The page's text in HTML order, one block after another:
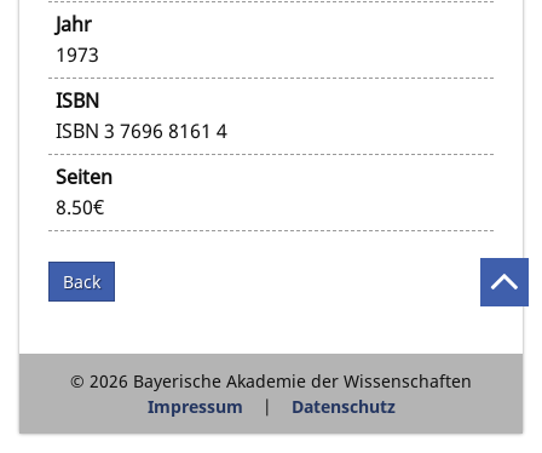
Jahr
1973
ISBN
ISBN 3 7696 8161 4
Seiten
8.50€
Back
© 2026 Bayerische Akademie der Wissenschaften
Impressum
Datenschutz